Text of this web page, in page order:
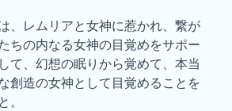
、レムリアと女神に惹かれ、繋が
ちの内なる女神の目覚めをサポー
て、幻想の眠りから覚めて、本当
創造の女神として目覚めることを